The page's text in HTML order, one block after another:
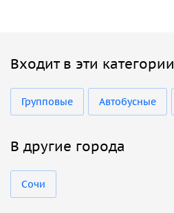
Входит в эти категории
Групповые Автобусные
В другие города
Сочи